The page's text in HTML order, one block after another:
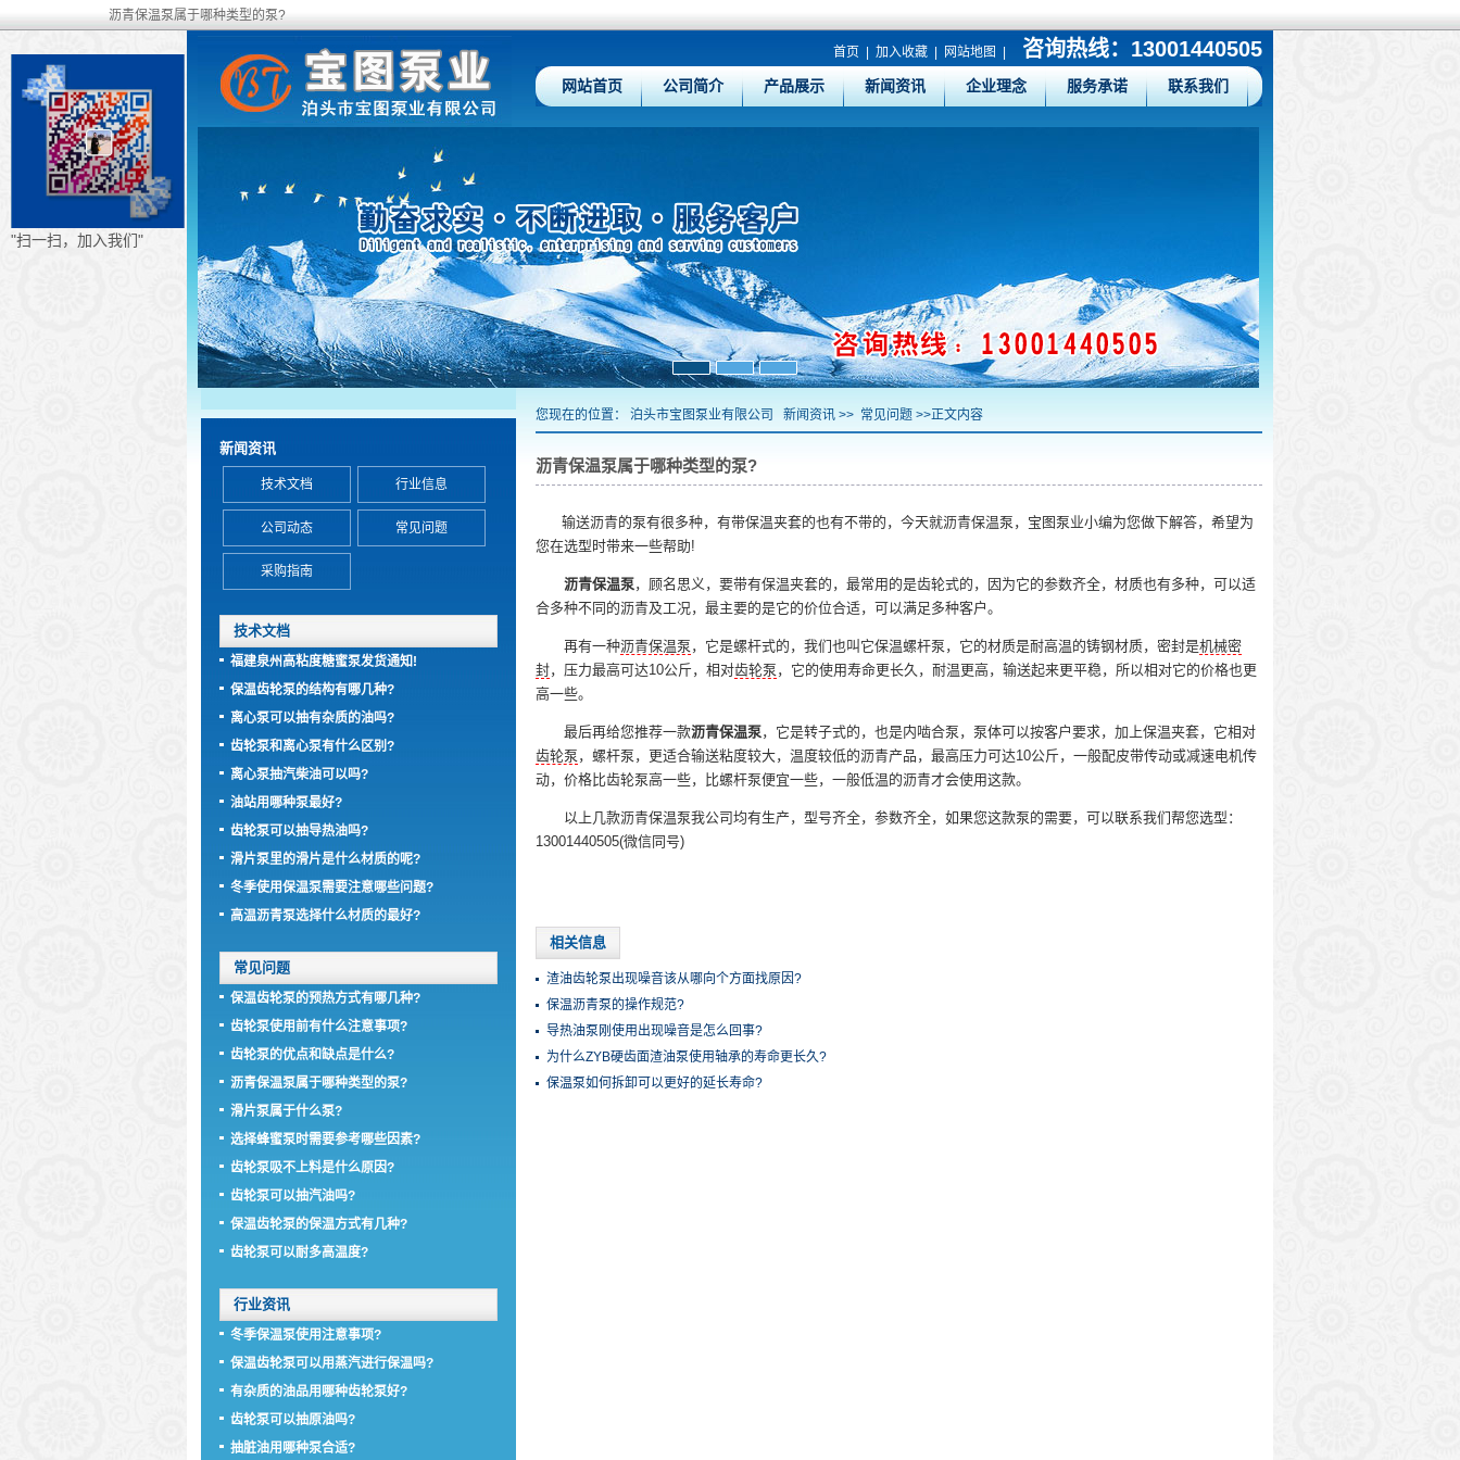
沥青保温泵属于哪种类型的泵?
首页 加入收藏 网站地图 咨询热线：13001440505
网站首页 公司简介 产品展示 新闻资讯 企业理念 服务承诺 联系我们
您现在的位置： 泊头市宝图泵业有限公司 新闻资讯 >> 常见问题 >>正文内容
沥青保温泵属于哪种类型的泵?
输送沥青的泵有很多种，有带保温夹套的也有不带的，今天就沥青保温泵，宝图泵业小编为您做下解答，希望为
您在选型时带来一些帮助!
沥青保温泵，顾名思义，要带有保温夹套的，最常用的是齿轮式的，因为它的参数齐全，材质也有多种，可以适
合多种不同的沥青及工况，最主要的是它的价位合适，可以满足多种客户。
再有一种沥青保温泵 ，它是螺杆式的，我们也叫它保温螺杆泵，它的材质是耐高温的铸钢材质，密封是机械密
封，压力最高可达10公斤，相对齿轮泵 ，它的使用寿命更长久，耐温更高，输送起来更平稳，所以相对它的价格也更
高一些。
最后再给您推荐一款沥青保温泵，它是转子式的，也是内啮合泵，泵体可以按客户要求，加上保温夹套，它相对
齿轮泵 ，螺杆泵，更适合输送粘度较大，温度较低的沥青产品，最高压力可达10公斤，一般配皮带传动或减速电机传
动，价格比齿轮泵高一些，比螺杆泵便宜一些，一般低温的沥青才会使用这款。
以上几款沥青保温泵我公司均有生产，型号齐全，参数齐全，如果您这款泵的需要，可以联系我们帮您选型：
13001440505(微信同号)
相关信息
渣油齿轮泵出现噪音该从哪向个方面找原因?
保温沥青泵的操作规范?
导热油泵刚使用出现噪音是怎么回事?
为什么ZYB硬齿面渣油泵使用轴承的寿命更长久?
保温泵如何拆卸可以更好的延长寿命?
新闻资讯
技术文档 行业信息
公司动态 常见问题
采购指南
技术文档
福建泉州高粘度糖蜜泵发货通知!
保温齿轮泵的结构有哪几种?
离心泵可以抽有杂质的油吗?
齿轮泵和离心泵有什么区别?
离心泵抽汽柴油可以吗?
油站用哪种泵最好?
齿轮泵可以抽导热油吗?
滑片泵里的滑片是什么材质的呢?
冬季使用保温泵需要注意哪些问题?
高温沥青泵选择什么材质的最好?
常见问题
保温齿轮泵的预热方式有哪几种?
齿轮泵使用前有什么注意事项?
齿轮泵的优点和缺点是什么?
沥青保温泵属于哪种类型的泵?
滑片泵属于什么泵?
选择蜂蜜泵时需要参考哪些因素?
齿轮泵吸不上料是什么原因?
齿轮泵可以抽汽油吗?
保温齿轮泵的保温方式有几种?
齿轮泵可以耐多高温度?
行业资讯
冬季保温泵使用注意事项?
保温齿轮泵可以用蒸汽进行保温吗?
有杂质的油品用哪种齿轮泵好?
齿轮泵可以抽原油吗?
抽脏油用哪种泵合适?
"扫一扫，加入我们"